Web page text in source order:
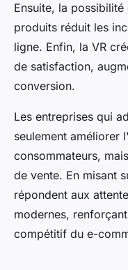
Ensuite, la
produits réduit les
ligne. Enfin, la VR
de satisfaction,
conversion.
Les entreprises qui
seulement améliorer
consommateurs,
de vente. En misant
répondent aux
modernes,
compétitif du e-